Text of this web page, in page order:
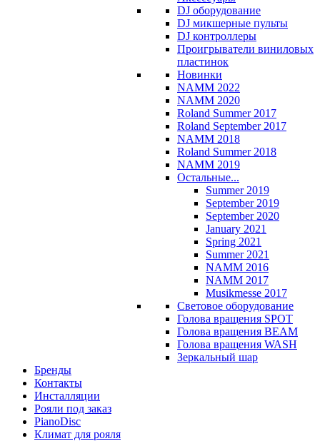
DJ оборудование
DJ микшерные пульты
DJ контроллеры
Проигрыватели виниловых
пластинок
Новинки
NAMM 2022
NAMM 2020
Roland Summer 2017
Roland September 2017
NAMM 2018
Roland Summer 2018
NAMM 2019
Остальные...
Summer 2019
September 2019
September 2020
January 2021
Spring 2021
Summer 2021
NAMM 2016
NAMM 2017
Musikmesse 2017
Световое оборудование
Голова вращения SPOT
Голова вращения BEAM
Голова вращения WASH
Зеркальный шар
Бренды
Контакты
Инсталляции
Рояли под заказ
PianoDisc
Климат для рояля